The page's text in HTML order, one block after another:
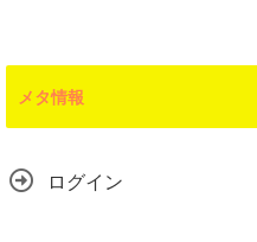
メタ情報
ログイン